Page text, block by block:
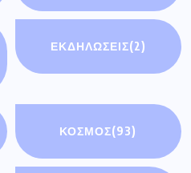
ΕΚΔΗΛΩΣΕΙΣ(2)
ΚΟΣΜΟΣ(93)